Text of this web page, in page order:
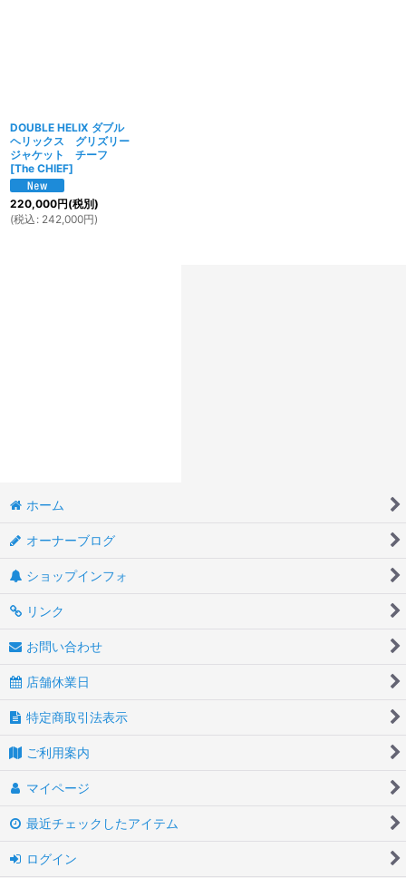
DOUBLE HELIX ダブル
ヘリックス グリズリー
ジャケット チーフ
[The CHIEF]
220,000円(税別)
(税込 : 242,000円)
ホーム
オーナーブログ
ショップインフォ
リンク
お問い合わせ
店舗休業日
特定商取引法表示
ご利用案内
マイページ
最近チェックしたアイテム
ログイン